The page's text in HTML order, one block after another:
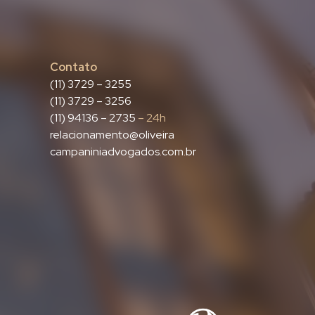
Contato
(11) 3729 – 3255
(11) 3729 – 3256
(11) 94136 – 2735 – 24h
relacionamento@oliveira
campaniniadvogados.com.br